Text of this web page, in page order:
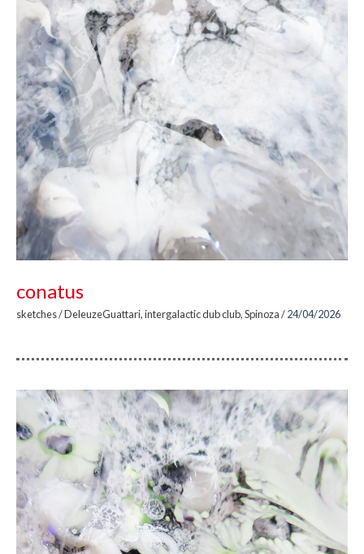
conatus
sketches/DeleuzeGuattari,intergalactic dub club,Spinoza/24/04/2026